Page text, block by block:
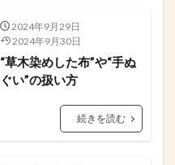
2024年9月29日
2024年9月30日
“草木染めした布”や“手ぬ
ぐい”の扱い方
続きを読む